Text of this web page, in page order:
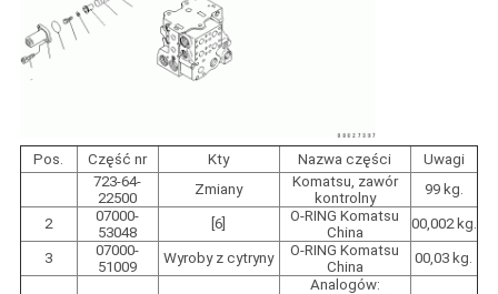
Pos. Część nr Kty Nazwa części
Uwagi
723-64-
22500
Zmiany
Komatsu, zawór
kontrolny
99 kg.
2
07000-
53048
[6]
O-RING Komatsu
China
00,002 kg.
3
07000-
51009
Wyroby z cytryny
O-RING Komatsu
China
00,03 kg.
Analogów: